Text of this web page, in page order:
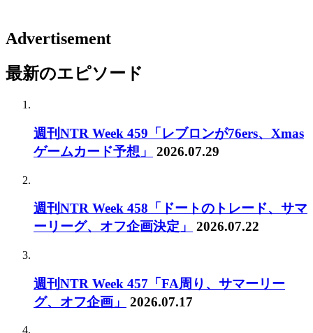
Advertisement
最新のエピソード
週刊NTR Week 459「レブロンが76ers、Xmas
ゲームカード予想」
2026.07.29
週刊NTR Week 458「ドートのトレード、サマ
ーリーグ、オフ企画決定」
2026.07.22
週刊NTR Week 457「FA周り、サマーリー
グ、オフ企画」
2026.07.17